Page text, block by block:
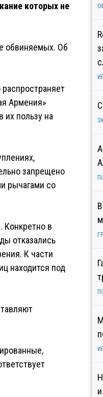
которых не
обвиняемых. Об
Армения»
их пользу на
запрещено
рычагами со
Конкретно в
отказались
К части
находится под